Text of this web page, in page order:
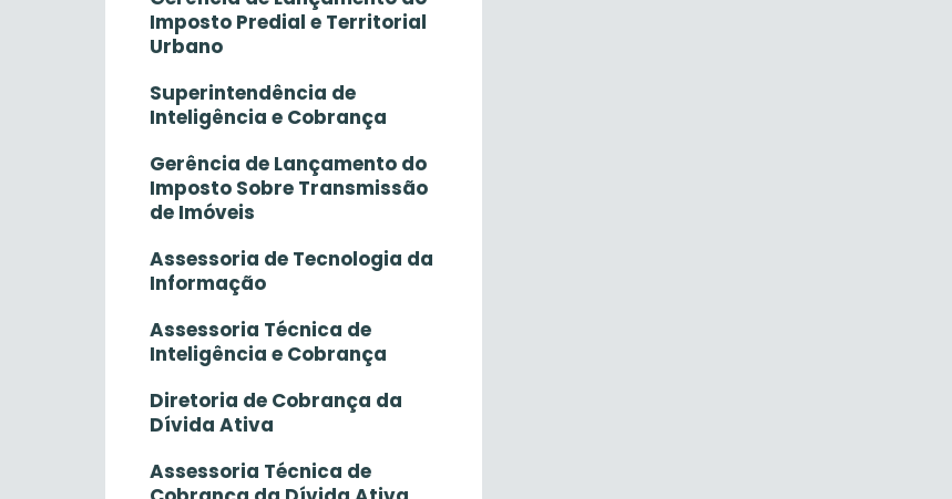
Imposto Predial e Territorial
Urbano
Superintendência de
Inteligência e Cobrança
Gerência de Lançamento do
Imposto Sobre Transmissão
de Imóveis
Assessoria de Tecnologia da
Informação
Assessoria Técnica de
Inteligência e Cobrança
Diretoria de Cobrança da
Dívida Ativa
Assessoria Técnica de